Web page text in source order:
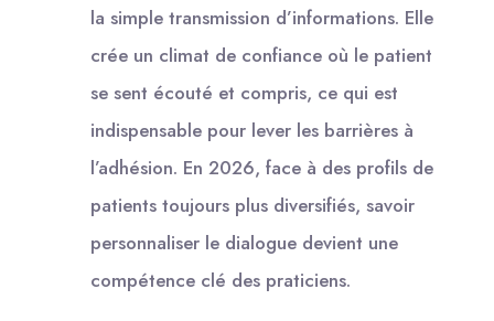
la simple transmission d’informations. Elle
crée un climat de confiance où le patient
se sent écouté et compris, ce qui est
indispensable pour lever les barrières à
l’adhésion. En 2026, face à des profils de
patients toujours plus diversifiés, savoir
personnaliser le dialogue devient une
compétence clé des praticiens.